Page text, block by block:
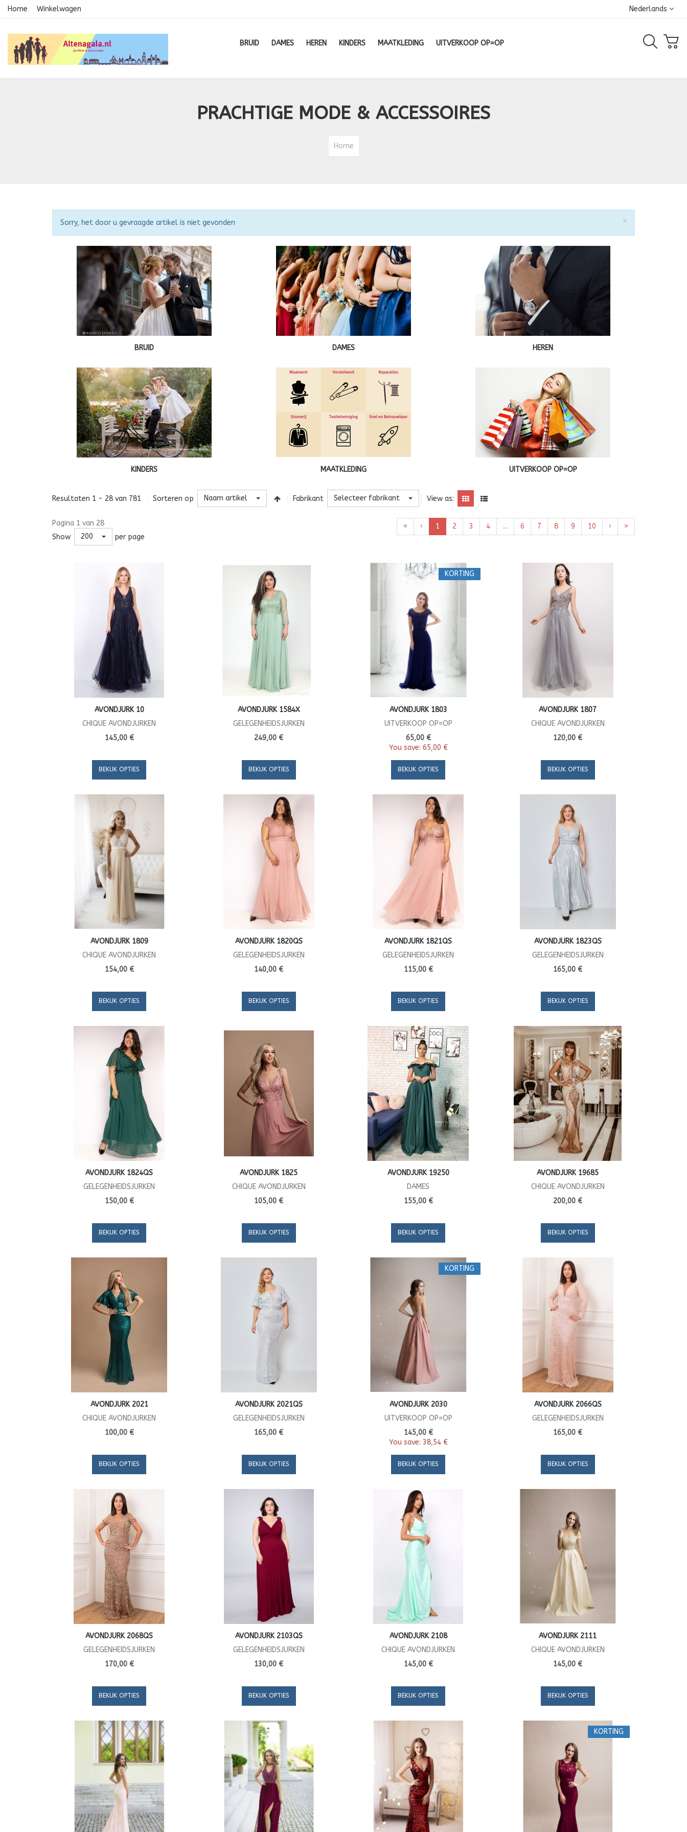
Home Winkelwagen Nederlands
BRUID DAMES HEREN KINDERS MAATKLEDING UITVERKOOP OP=OP
PRACHTIGE MODE & ACCESSOIRES
Home
×
Attentie
Sorry, het door u gevraagde artikel is niet gevonden
BRUID DAMES HEREN
KINDERS MAATKLEDING UITVERKOOP OP=OP
Resultaten 1 - 28 van 781 Sorteren op Naam artikel Fabrikant Selecteer fabrikant View as:
Pagina 1 van 28
Show
200 per page
« ‹ 1 2 3 4 ... 6 7 8 9 10 › »
AVONDJURK 10
CHIQUE AVONDJURKEN
145,00 €
BEKIJK OPTIES
AVONDJURK 1584X
GELEGENHEIDSJURKEN
249,00 €
BEKIJK OPTIES
KORTING
AVONDJURK 1803
UITVERKOOP OP=OP
65,00 €
You save: 65,00 €
BEKIJK OPTIES
AVONDJURK 1807
CHIQUE AVONDJURKEN
120,00 €
BEKIJK OPTIES
AVONDJURK 1809
CHIQUE AVONDJURKEN
154,00 €
BEKIJK OPTIES
AVONDJURK 1820QS
GELEGENHEIDSJURKEN
140,00 €
BEKIJK OPTIES
AVONDJURK 1821QS
GELEGENHEIDSJURKEN
115,00 €
BEKIJK OPTIES
AVONDJURK 1823QS
GELEGENHEIDSJURKEN
165,00 €
BEKIJK OPTIES
AVONDJURK 1824QS
GELEGENHEIDSJURKEN
150,00 €
BEKIJK OPTIES
AVONDJURK 1825
CHIQUE AVONDJURKEN
105,00 €
BEKIJK OPTIES
AVONDJURK 19250
DAMES
155,00 €
BEKIJK OPTIES
AVONDJURK 19685
CHIQUE AVONDJURKEN
200,00 €
BEKIJK OPTIES
AVONDJURK 2021
CHIQUE AVONDJURKEN
100,00 €
BEKIJK OPTIES
AVONDJURK 2021QS
GELEGENHEIDSJURKEN
165,00 €
BEKIJK OPTIES
KORTING
AVONDJURK 2030
UITVERKOOP OP=OP
145,00 €
You save: 38,54 €
BEKIJK OPTIES
AVONDJURK 2066QS
GELEGENHEIDSJURKEN
165,00 €
BEKIJK OPTIES
AVONDJURK 2068QS
GELEGENHEIDSJURKEN
170,00 €
BEKIJK OPTIES
AVONDJURK 2103QS
GELEGENHEIDSJURKEN
130,00 €
BEKIJK OPTIES
AVONDJURK 2108
CHIQUE AVONDJURKEN
145,00 €
BEKIJK OPTIES
AVONDJURK 2111
CHIQUE AVONDJURKEN
145,00 €
BEKIJK OPTIES
KORTING